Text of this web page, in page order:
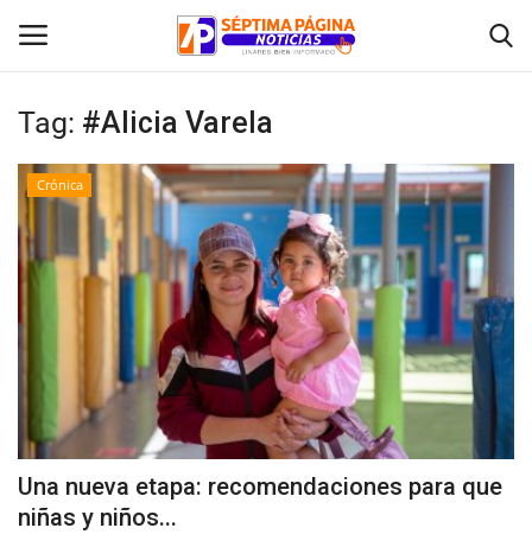
Inicio
Crónica
Policial
Tribunales
Deporte
Política
Espectáculos
Tag: #Alicia Varela
Crónica
Una nueva etapa: recomendaciones para que
niñas y niños...